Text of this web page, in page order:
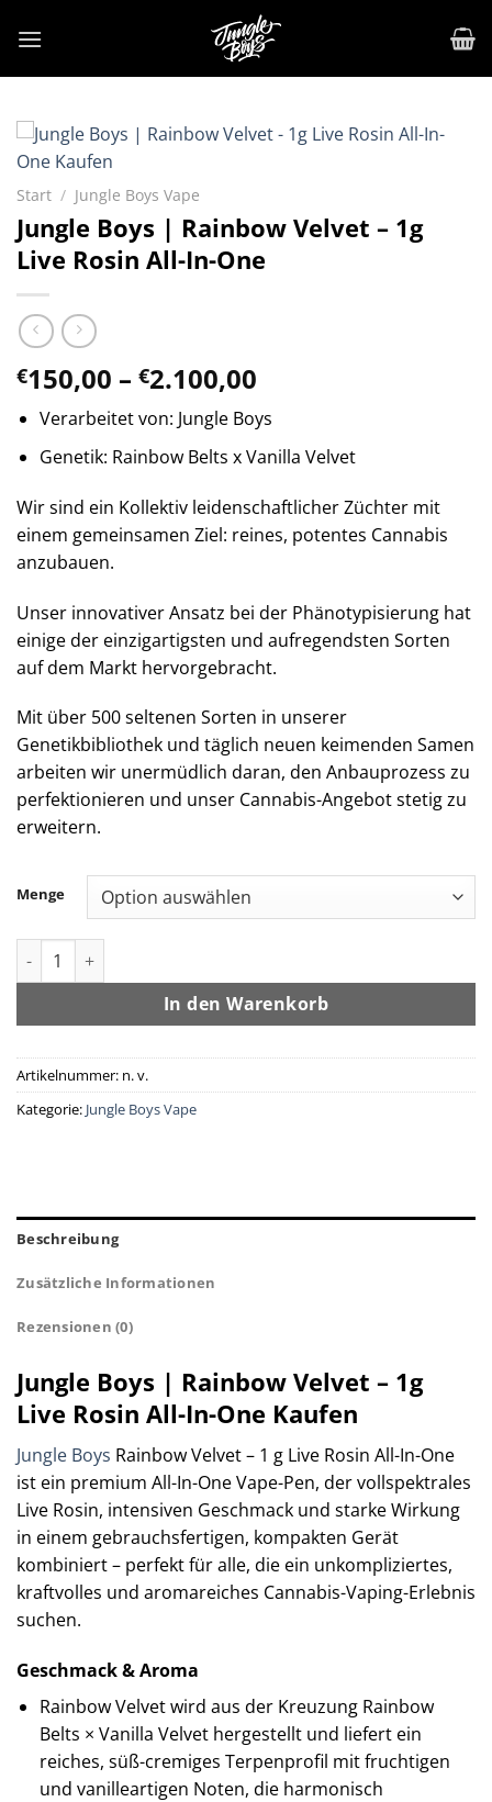
Inhalt
Start / Jungle Boys Vape
Jungle Boys | Rainbow Velvet – 1g
Live Rosin All-In-One
€150,00 – €2.100,00
bis
€2.100,00
Verarbeitet von: Jungle Boys
Genetik: Rainbow Belts x Vanilla Velvet
Wir sind ein Kollektiv leidenschaftlicher Züchter mit
einem gemeinsamen Ziel: reines, potentes Cannabis
anzubauen.
Unser innovativer Ansatz bei der Phänotypisierung hat
einige der einzigartigsten und aufregendsten Sorten
auf dem Markt hervorgebracht.
Mit über 500 seltenen Sorten in unserer
Genetikbibliothek und täglich neuen keimenden Samen
arbeiten wir unermüdlich daran, den Anbauprozess zu
perfektionieren und unser Cannabis-Angebot stetig zu
erweitern.
Menge
Jungle Boys | Rainbow Velvet - 1g Live Rosin All-In-One Menge
In den Warenkorb
Artikelnummer: n. v.
Kategorie: Jungle Boys Vape
Beschreibung
Zusätzliche Informationen
Rezensionen (0)
Jungle Boys | Rainbow Velvet – 1g
Live Rosin All-In-One Kaufen
Jungle Boys Rainbow Velvet – 1 g Live Rosin All-In-One
ist ein premium All-In-One Vape-Pen, der vollspektrales
Live Rosin, intensiven Geschmack und starke Wirkung
in einem gebrauchsfertigen, kompakten Gerät
kombiniert – perfekt für alle, die ein unkompliziertes,
kraftvolles und aromareiches Cannabis-Vaping-Erlebnis
suchen.
Geschmack & Aroma
Rainbow Velvet wird aus der Kreuzung Rainbow
Belts × Vanilla Velvet hergestellt und liefert ein
reiches, süß-cremiges Terpenprofil mit fruchtigen
und vanilleartigen Noten, die harmonisch